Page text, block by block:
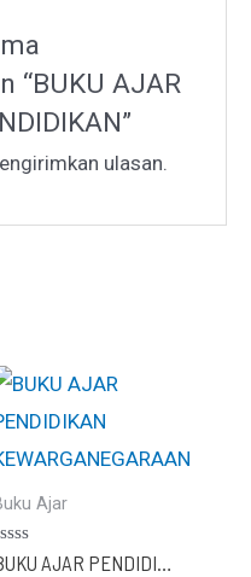
“BUKU AJAR
ulasan.
Ajar
BUKU AJAR PENDIDIKAN KEWARGANEGARAAN